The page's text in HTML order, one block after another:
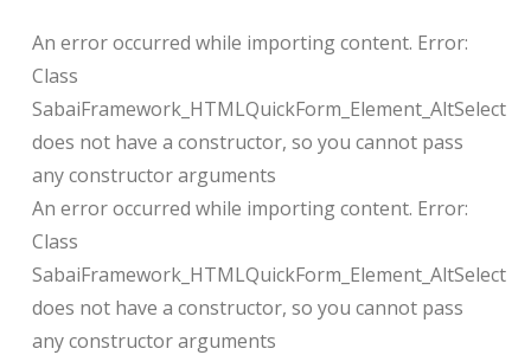
An error occurred while importing content. Error:
Class
SabaiFramework_HTMLQuickForm_Element_AltSelect
does not have a constructor, so you cannot pass
any constructor arguments
An error occurred while importing content. Error:
Class
SabaiFramework_HTMLQuickForm_Element_AltSelect
does not have a constructor, so you cannot pass
any constructor arguments